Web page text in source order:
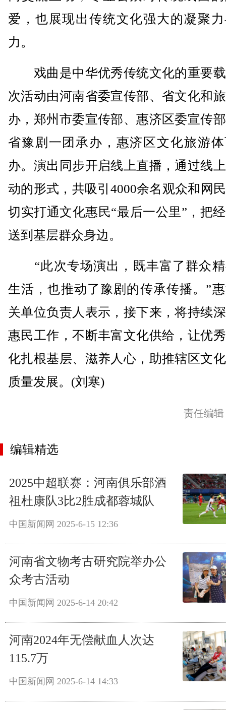
爱，也展现出传统文化强大的凝聚
力。
戏曲是中华优秀传统文化的重要
次活动由河南省委宣传部、省文化和
办，郑州市委宣传部、惠济区委宣传
省豫剧一团承办，惠济区文化旅游
办。演出同步开启线上直播，通过线
动的形式，共吸引4000余名观众和网
切实打通文化惠民“最后一公里”，把
送到基层群众身边。
“此次专场演出，既丰富了群众精
生活，也推动了豫剧的传承传播。”
关单位负责人表示，接下来，将持续
惠民工作，不断丰富文化供给，让优
化扎根基层、滋养人心，助推辖区文
质量发展。(刘寒)
责任编
编辑精选
2025中超联赛：河南俱乐部酒
祖杜康队3比2胜成都蓉城队
中国新闻网 2025-6-15 12:36
河南省文物考古研究院举办公
众考古活动
中国新闻网 2025-6-14 20:42
河南2024年无偿献血人次达
115.7万
中国新闻网 2025-6-14 14:33